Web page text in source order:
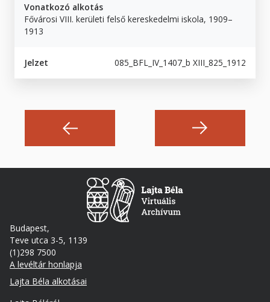
Vonatkozó alkotás
Fővárosi VIII. kerületi felső kereskedelmi iskola, 1909–
1913
Jelzet 085_BFL_IV_1407_b XIII_825_1912
Budapest,
Teve utca 3-5, 1139
(1)298 7500
A levéltár honlapja
Footer
Lajta Béla alkotásai